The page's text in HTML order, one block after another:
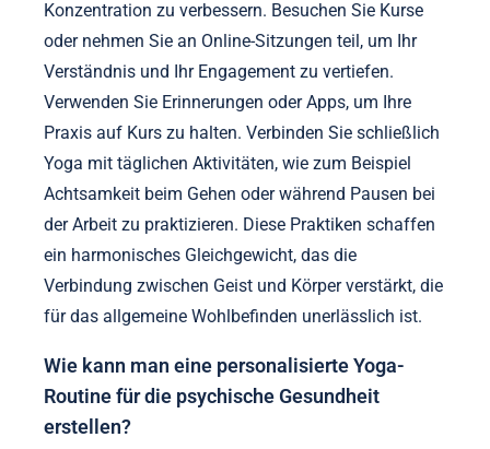
Die Integration von Yoga in den Alltag verbessert
das psychische Wohlbefinden und fördert die
Resilienz. Beginnen Sie damit, eine konsistente
Praxis zu etablieren, auch wenn es nur 10 Minuten
täglich sind. Integrieren Sie achtsame
Atemtechniken, um Stress zu reduzieren und die
Konzentration zu verbessern. Besuchen Sie Kurse
oder nehmen Sie an Online-Sitzungen teil, um Ihr
Verständnis und Ihr Engagement zu vertiefen.
Verwenden Sie Erinnerungen oder Apps, um Ihre
Praxis auf Kurs zu halten. Verbinden Sie schließlich
Yoga mit täglichen Aktivitäten, wie zum Beispiel
Achtsamkeit beim Gehen oder während Pausen bei
der Arbeit zu praktizieren. Diese Praktiken schaffen